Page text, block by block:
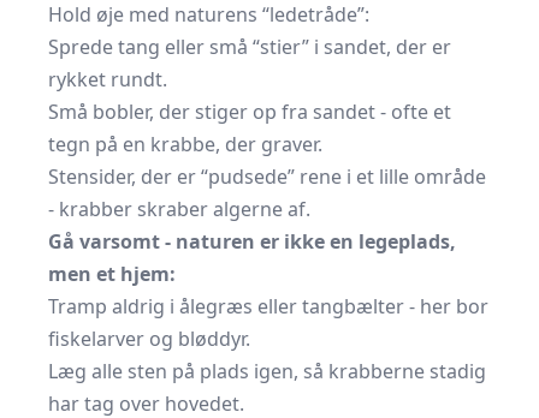
Hold øje med naturens “ledetråde”:
Sprede tang eller små “stier” i sandet, der er
rykket rundt.
Små bobler, der stiger op fra sandet - ofte et
tegn på en krabbe, der graver.
Stensider, der er “pudsede” rene i et lille område
- krabber skraber algerne af.
Gå varsomt - naturen er ikke en legeplads,
men et hjem:
Tramp aldrig i ålegræs eller tangbælter - her bor
fiskelarver og bløddyr.
Læg alle sten på plads igen, så krabberne stadig
har tag over hovedet.